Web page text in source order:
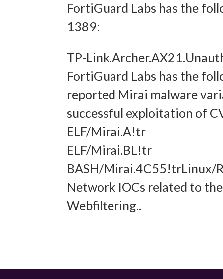
und
FortiGuard Labs has the
1389:
TP-
FortiGuard Labs has the
reported Mirai malware
successful exploitation of
ELF/Mirai.A!tr
ELF/Mirai.BL!tr
BASH/Mirai.4C55!trLinux/
Network IOCs related to
Webfiltering..